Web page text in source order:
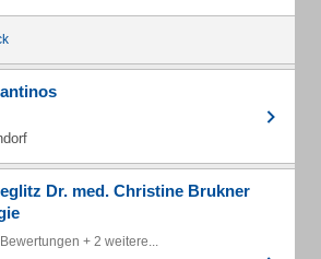
Dr. med. Christine Brukner
+ 2 weitere...